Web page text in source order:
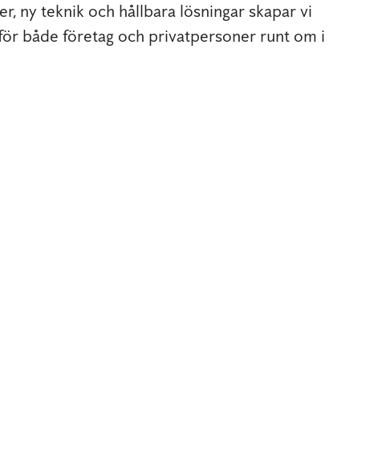
ny teknik och hållbara lösningar skapar vi
både företag och privatpersoner runt om i